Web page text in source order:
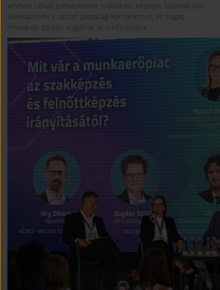
amelyek tanuló szervezetként működnek, képesek folyamatosan
alkalmazkodni a változó gazdasági környezethez, és magas
innovációs szinten reagálnak az új kihívásokra.